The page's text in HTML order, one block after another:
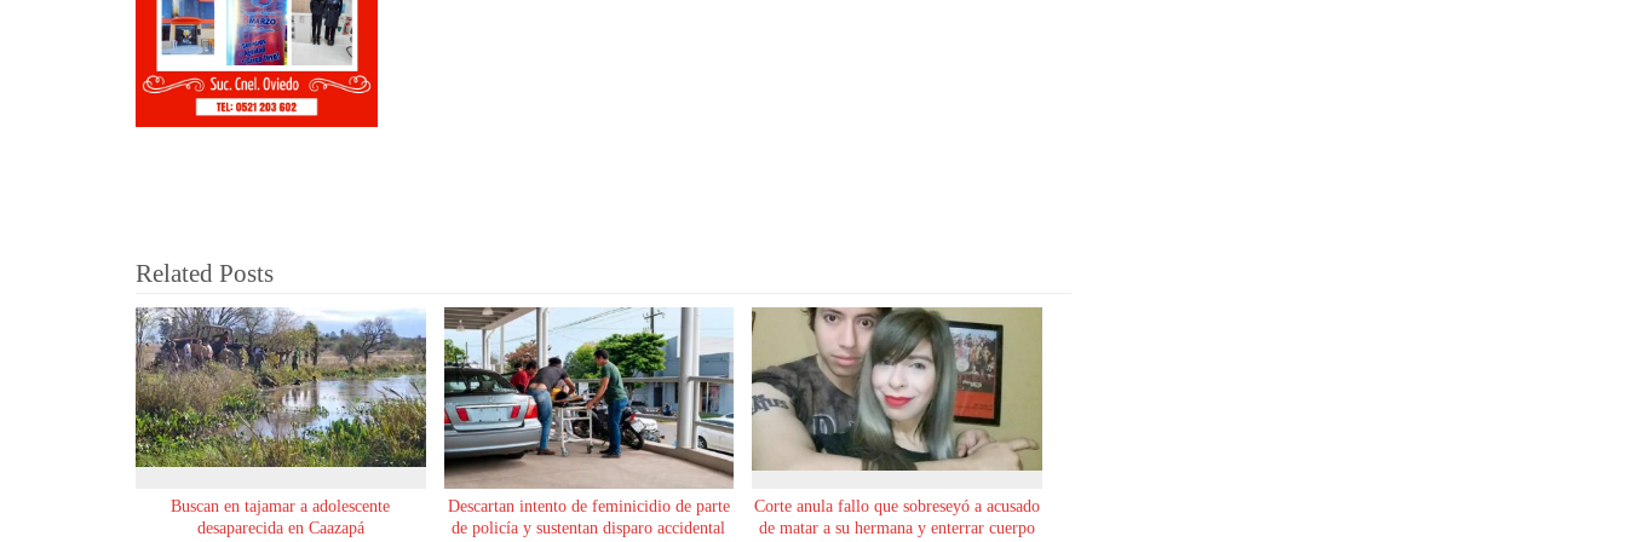
Related Posts
Buscan en tajamar a adolescente
desaparecida en Caazapá
Descartan intento de feminicidio de parte
de policía y sustentan disparo accidental
Corte anula fallo que sobreseyó a acusado
de matar a su hermana y enterrar cuerpo